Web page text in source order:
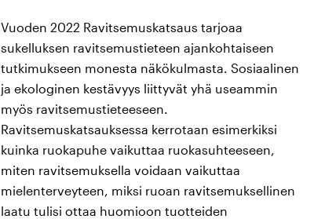
Vuoden 2022 Ravitsemuskatsaus tarjoaa
sukelluksen ravitsemustieteen ajankohtaiseen
tutkimukseen monesta näkökulmasta. Sosiaalinen
ja ekologinen kestävyys liittyvät yhä useammin
myös ravitsemustieteeseen.
Ravitsemuskatsauksessa kerrotaan esimerkiksi
kuinka ruokapuhe vaikuttaa ruokasuhteeseen,
miten ravitsemuksella voidaan vaikuttaa
mielenterveyteen, miksi ruoan ravitsemuksellinen
laatu tulisi ottaa huomioon tuotteiden